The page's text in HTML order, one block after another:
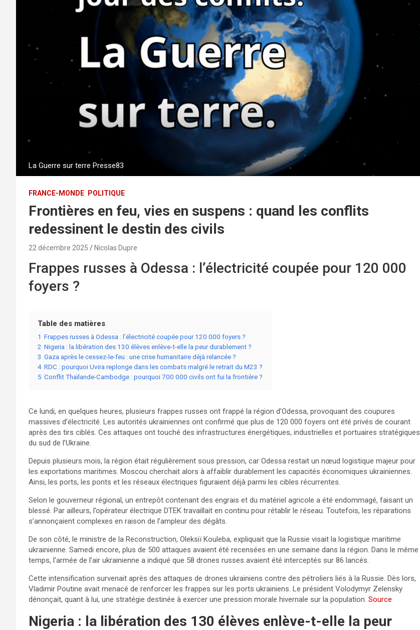
La Guerre sur terre Presse83
FRANCE-MONDE POLITIQUE
Frontières en feu, vies en suspens : quand les conflits
redessinent le destin des civils
22 décembre 2025 Nicolas Dupre
Frappes russes à Odessa : l’électricité coupée pour 120 000
foyers ?
Table des matières
1 Frappes russes à Odessa : l’électricité coupée pour 120 000 foyers ?
2 Nigeria : la libération des 130 élèves enlève-t-elle la peur durablement ?
3 Gaza après le cessez-le-feu : une crise humanitaire déjà relancée ?
4 RDC : pourquoi Uvira replonge dans les combats malgré le retrait du M23 ?
5 Conflit Thaïlande-Cambodge : pourquoi 700 000 civils ont fui la frontière ?
Ce lundi, en quelques heures, plusieurs frappes russes ont frappé la région d’Odessa, provoquant des coupures
massives d’électricité. Les autorités ukrainiennes ont confirmé que plus de 120 000 foyers ont été privés de courant
après des tirs ciblés. Ces attaques ont touché des infrastructures énergétiques, industrielles et portuaires stratégiques
du sud de l’Ukraine.
Depuis plusieurs mois, la région était régulièrement sous pression, car Odessa restait un nœud logistique majeur pour
les exportations maritimes. Moscou cherchait alors à affaiblir durablement les capacités économiques ukrainiennes.
Ainsi, les ports, les ponts et les réseaux électriques figuraient déjà parmi les cibles récurrentes.
Selon le gouverneur régional, un entrepôt contenant des engrais et du matériel agricole a été endommagé, faisant un
blessé. Par ailleurs, l’opérateur électrique DTEK travaillait en continu pour rétablir le réseau. Toutefois, les réparations
s’annonçaient complexes en raison de l’ampleur des dégâts.
De son côté, le ministre de la Reconstruction, Oleksiï Kouleba, expliquait que la Russie visait la logistique maritime
ukrainienne. Samedi encore, plus de 500 attaques avaient été recensées en une semaine dans la région. Dans le même
temps, l’armée de l’air ukrainienne a indiqué que 58 drones russes avaient été interceptés sur 86 lancés.
Cette intensification survenait après des attaques de drones ukrainiens contre des pétroliers liés à la Russie. Dès lors,
Vladimir Poutine avait menacé de renforcer les frappes sur les ports ukrainiens. Le président Volodymyr Zelensky
dénonçait, quant à lui, une stratégie destinée à exercer une pression morale hivernale sur la population. Source
Nigeria : la libération des 130 élèves enlève-t-elle la peur